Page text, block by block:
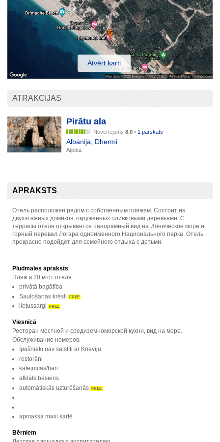
Atvērt karti
ATRAKCIJAS
Pirātu ala
Novērtējums 8.0 • 1 pārskats
Albānija Dhermi
Atpūta
APRAKSTS
Отель расположен рядом с собственным пляжем. Состоит из
двухэтажных домиков, окружённых оливковыми деревьями. С
террасы отеля открывается панорамный вид на Ионическое море и
горный перевал Логара одноименного Национального парка. Отель
прекрасно подойдёт для семейного отдыха с детьми.
Pludmales apraksts
Пляж в 20 м от отеля.
privātā bagātība
Saulošanas krēsli FREE
lietussargi FREE
Viesnīcā
Ресторан местной и средиземноморской кухни, вид на море.
Обслуживание номеров.
Īpašnieki nav saistīti ar Krieviju.
restorāni
kafejnīcas/bāri
atklāts baseins
automātiskās uzturēšanās FREE
apmaksa maxi kartē
Bērniem